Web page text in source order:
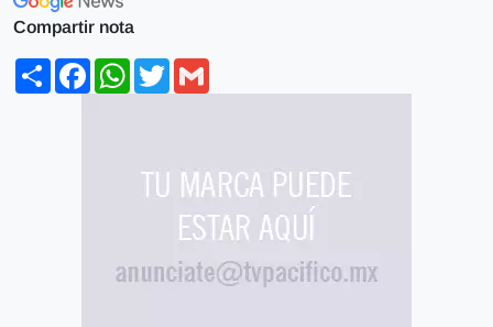
Compartir nota
ShareFacebookWhatsApp
Twitter